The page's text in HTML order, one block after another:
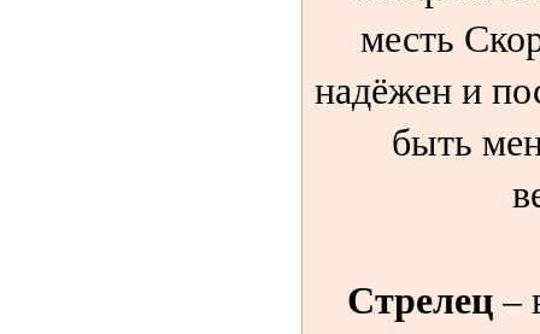
месть
надёжен и
быть
Стрелец–